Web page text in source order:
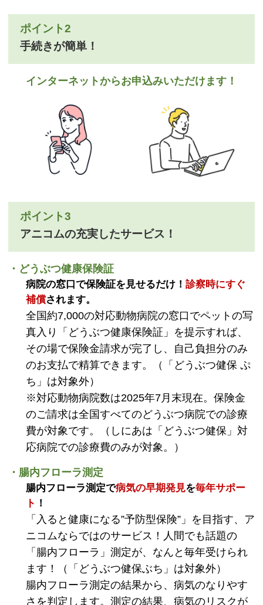
ポイント2
手続きが簡単！
インターネットからお申込みいただけます！
ポイント3
アニコムの充実したサービス！
・どうぶつ健康保険証
病院の窓口で保険証を見せるだけ！ 診察時にすぐ
補償されます。
全国約7,000の対応動物病院の窓口でペットの写
真入り「どうぶつ健康保険証」を提示すれば、
その場で保険金請求が完了し、自己負担分のみ
のお支払で精算できます。（「どうぶつ健保 ぷ
ち」は対象外）
※対応動物病院数は2025年7月末現在。保険金
のご請求は全国すべてのどうぶつ病院での診療
費が対象です。（しにあは「どうぶつ健保」対
応病院での診療費のみが対象。）
・腸内フローラ測定
腸内フローラ測定で病気の早期発見を毎年サポー
ト ！
「入ると健康になる”予防型保険”」を目指す、ア
ニコムならではのサービス！人間でも話題の
「腸内フローラ」測定が、なんと毎年受けられ
ます！（「どうぶつ健保ぶち」は対象外）
腸内フローラ測定の結果から、病気のなりやす
さを判定します。測定の結果、病気のリスクが